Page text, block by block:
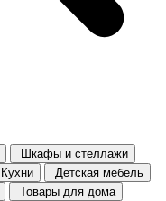
Шкафы и стеллажи
Кухни
Детская мебель
Товары для дома